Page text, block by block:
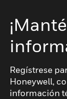
Regístrese
Honeywell,
información